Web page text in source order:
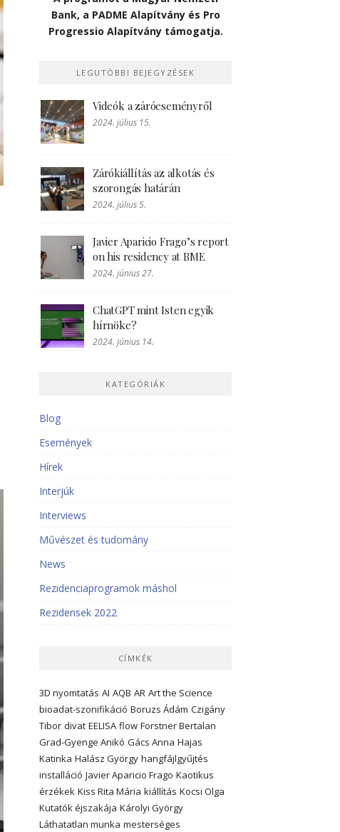
Bank, a PADME Alapítvány és Pro
Progressio Alapítvány támogatja.
LEGUTÓBBI BEJEGYZÉSEK
Videók a záróeseményről
2024. július 15.
Zárókiállítás az alkotás és
szorongás határán
2024. július 5.
Javier Aparicio Frago’s report
on his residency at BME
2024. június 27.
ChatGPT mint Isten egyik
hírnöke?
2024. június 14.
KATEGÓRIÁK
Blog
Események
Hírek
Interjúk
Interviews
Művészet és tudomány
News
Rezidenciaprogramok máshol
Rezidensek 2022
CÍMKÉK
3D nyomtatás AI AQB AR Art the Science
bioadat-szonifikáció Boruzs Ádám Czigány
Tibor divat EELISA flow Forstner Bertalan
Grad-Gyenge Anikó Gács Anna Hajas
Katinka Halász György hangfájlgyűjtés
installáció Javier Aparicio Frago Kaotikus
érzékek Kiss Rita Mária kiállítás Kocsi Olga
Kutatók éjszakája Károlyi György
Láthatatlan munka mesterséges